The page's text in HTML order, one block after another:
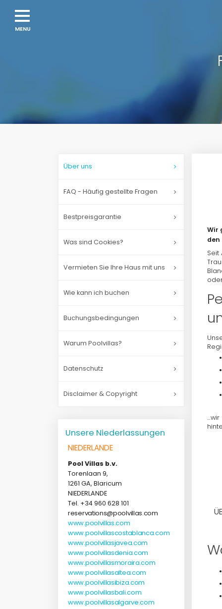
Über uns
FAQ - Häufig gestellte Fragen
Bestpreisgarantie
Was sind Cookies?
Vermieten Sie Ihre Haus mit uns
Wie kann ich buchen
Buchungsbedingungen
Warum Poolvillas?
Datenschutz
Disclaimer & Copyright
Unsere Niederlassungen
NIEDERLANDE
Pool Villas b.v.
Torenlaan 9,
1261 GA, Blaricum
NIEDERLANDE
Tel. +34 960 628 101
reservations@poolvillas.com
www.poolvillas.com
www.poolvillascostablanca.com
www.poolvillasjavea.com
www.poolvillasdenia.com
www.poolvillasmoraira.com
www.poolvillasaltea.com
www.poolvillasibiza.com
www.poolvillasbali.com
www.poolvillasalgarve.com
Wir
den
Seit
…wir